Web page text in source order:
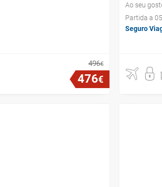
496€
476€
Ao seu
Partida a
Seguro